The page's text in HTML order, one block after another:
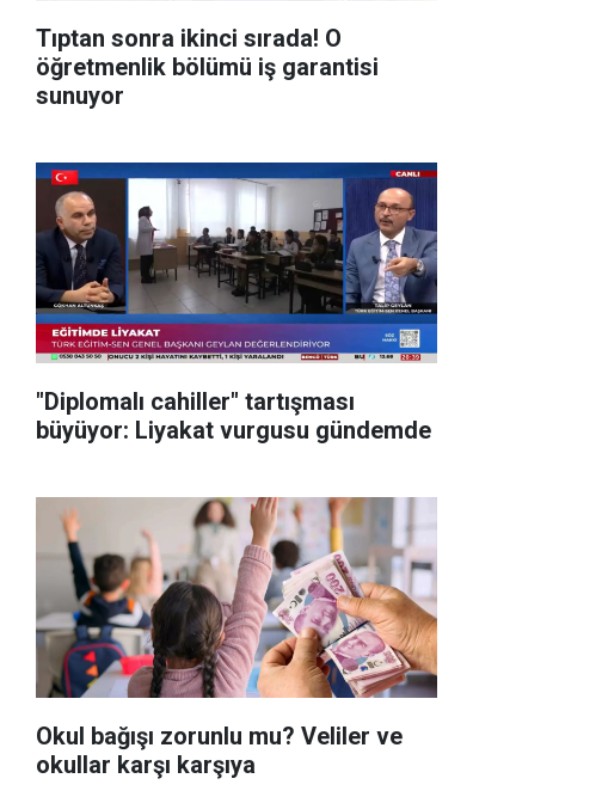
Tıptan sonra ikinci sırada! O
öğretmenlik bölümü iş garantisi
sunuyor
"Diplomalı cahiller" tartışması
büyüyor: Liyakat vurgusu gündemde
Okul bağışı zorunlu mu? Veliler ve
okullar karşı karşıya